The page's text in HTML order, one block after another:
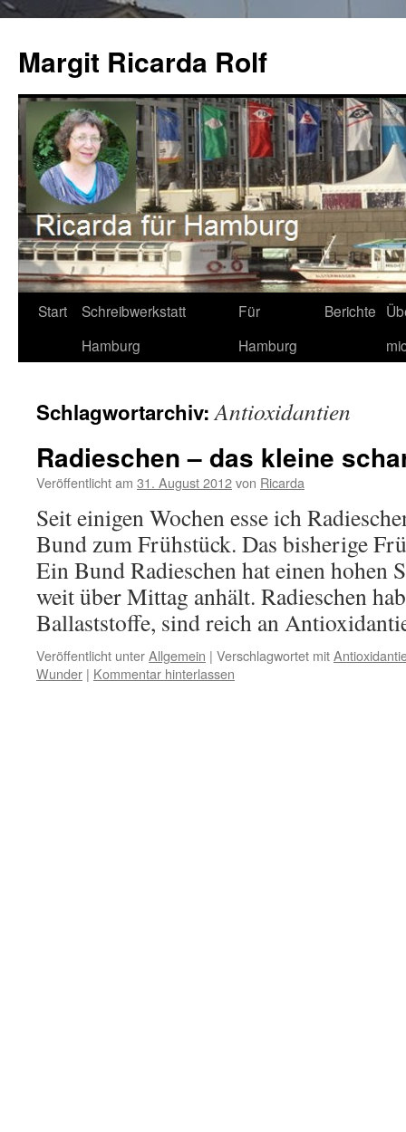
springen
Margit Ricarda Rolf
Start
Schreibwerkstatt
Hamburg
Für
Hamburg
Berichte
Schlagwortarchiv:Antioxidantien
Radieschen – das kleine
Veröffentlicht am 31. August 2012von Ricarda
Seit einigen Wochen esse ich
Bund zum Frühstück. Das bisherige
Ein Bund Radieschen hat einen hohen
weit über Mittag anhält. Radieschen
Ballaststoffe, sind reich an
Veröffentlicht unterAllgemein | Verschlagwortet mit
Wunder | Kommentar hinterlassen